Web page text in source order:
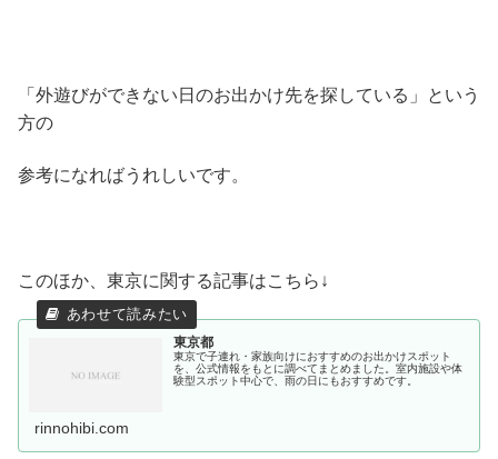
「外遊びができない日のお出かけ先を探している」という
方の
参考になればうれしいです。
このほか、東京に関する記事はこちら↓
東京都
東京で子連れ・家族向けにおすすめのお出かけスポット
を、公式情報をもとに調べてまとめました。室内施設や体
験型スポット中心で、雨の日にもおすすめです。
rinnohibi.com